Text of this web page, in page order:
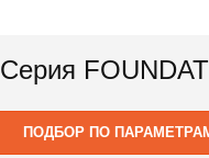
Серия
ПОДБОР ПО